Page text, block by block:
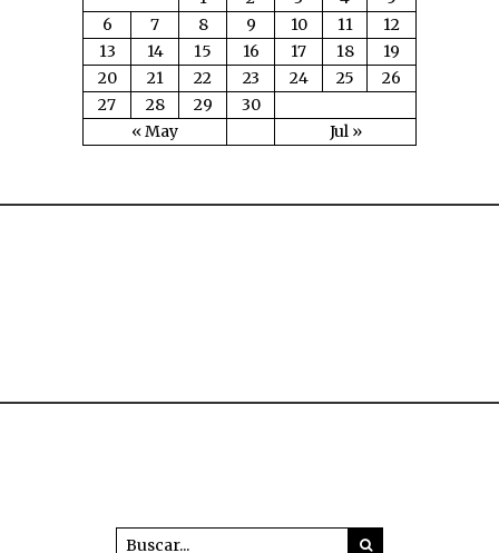
« May Jul »
6
7 8 9 10 11
12
13
14 15 16 17 18
19
20
21 22 23 24 25
26
27
28 29 30